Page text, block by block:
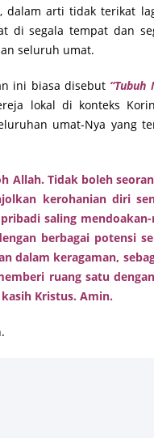
dalam arti tidak terikat
di segala tempat dan
seluruh umat.
ini biasa disebut “Tubuh
lokal di konteks
umat-Nya yang
Allah. Tidak boleh
kerohanian diri
saling
berbagai potensi
dalam keragaman,
ruang satu
Kristus. Amin.